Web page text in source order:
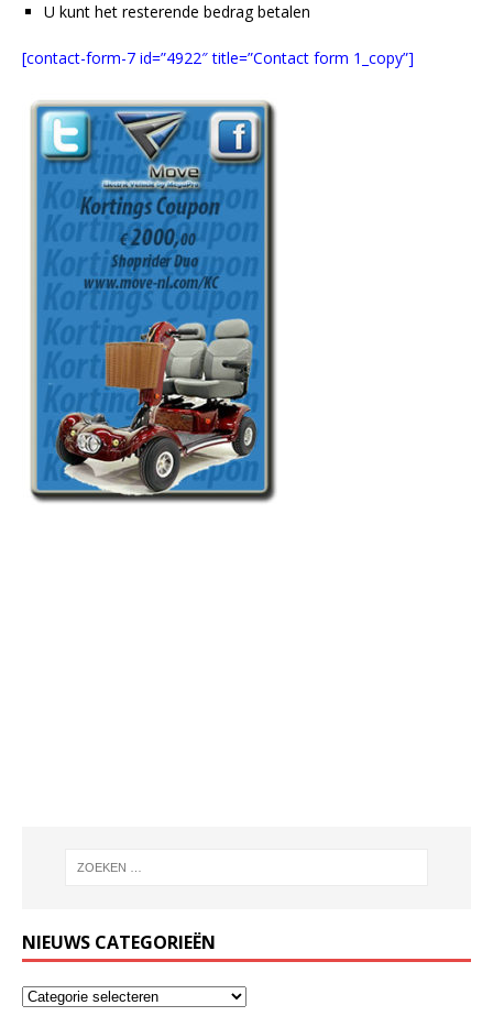
U kunt het resterende bedrag betalen
[contact-form-7 id=”4922″ title=”Contact form 1_copy”]
NIEUWS CATEGORIEËN